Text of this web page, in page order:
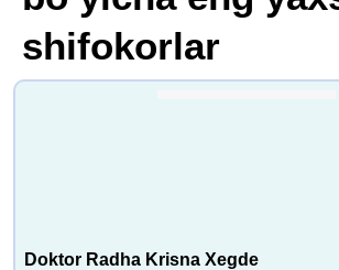
shifokorlar
Doktor Radha Krisna Xegde